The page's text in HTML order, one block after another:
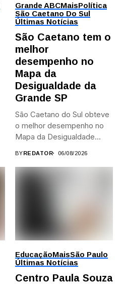
Grande ABCMaisPolítica
São Caetano Do Sul
Últimas Notícias
São Caetano tem o
melhor
desempenho no
Mapa da
Desigualdade da
Grande SP
São Caetano do Sul obteve
o melhor desempenho no
Mapa da Desigualdade...
BYREDATOR 06/08/2026
EducaçãoMaisSão Paulo
Últimas Notícias
Centro Paula Souza